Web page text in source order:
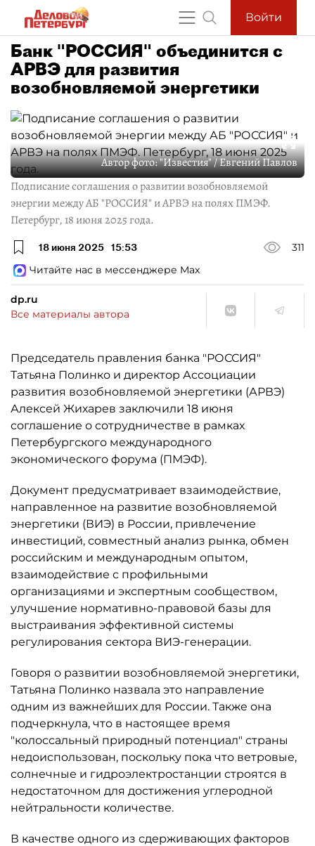
Войти
Банк "РОССИЯ" объединится с
АРВЭ для развития
возобновляемой энергетики
Автор фото:"Известия" / Евгений Павлов
Подписание соглашения о развитии возобновляемой
энергии между АБ "РОССИЯ" и АРВЭ на полях ПМЭФ.
Петербург, 18 июня 2025 года.
18 июня 2025 15:53
311
Читайте нас в мессенджере Max
dp.ru
Все материалы автора
Председатель правления банка "РОССИЯ"
Татьяна Полинко и директор Ассоциации
развития возобновляемой энергетики (АРВЭ)
Алексей Жихарев заключили 18 июня
соглашение о сотрудничестве в рамках
Петербургского международного
экономического форума (ПМЭФ).
Документ предусматривает взаимодействие,
направленное на развитие возобновляемой
энергетики (ВИЭ) в России, привлечение
инвестиций, совместный анализ рынка, обмен
российским и международным опытом,
взаимодействие с профильными
организациями и экспертным сообществом,
улучшение нормативно-правовой базы для
выстраивания эффективной системы
регулирования сектора ВИЭ-генерации.
Говоря о развитии возобновляемой энергетики,
Татьяна Полинко назвала это направление
одним из важнейших для России. Также она
подчеркнула, что в настоящее время
"колоссальный природный потенциал" страны
недоиспользован, поскольку пока что ветровые,
солнечные и гидроэлектростанции строятся в
недостаточном для достижения углеродной
нейтральности количестве.
В качестве одного из сдерживающих факторов